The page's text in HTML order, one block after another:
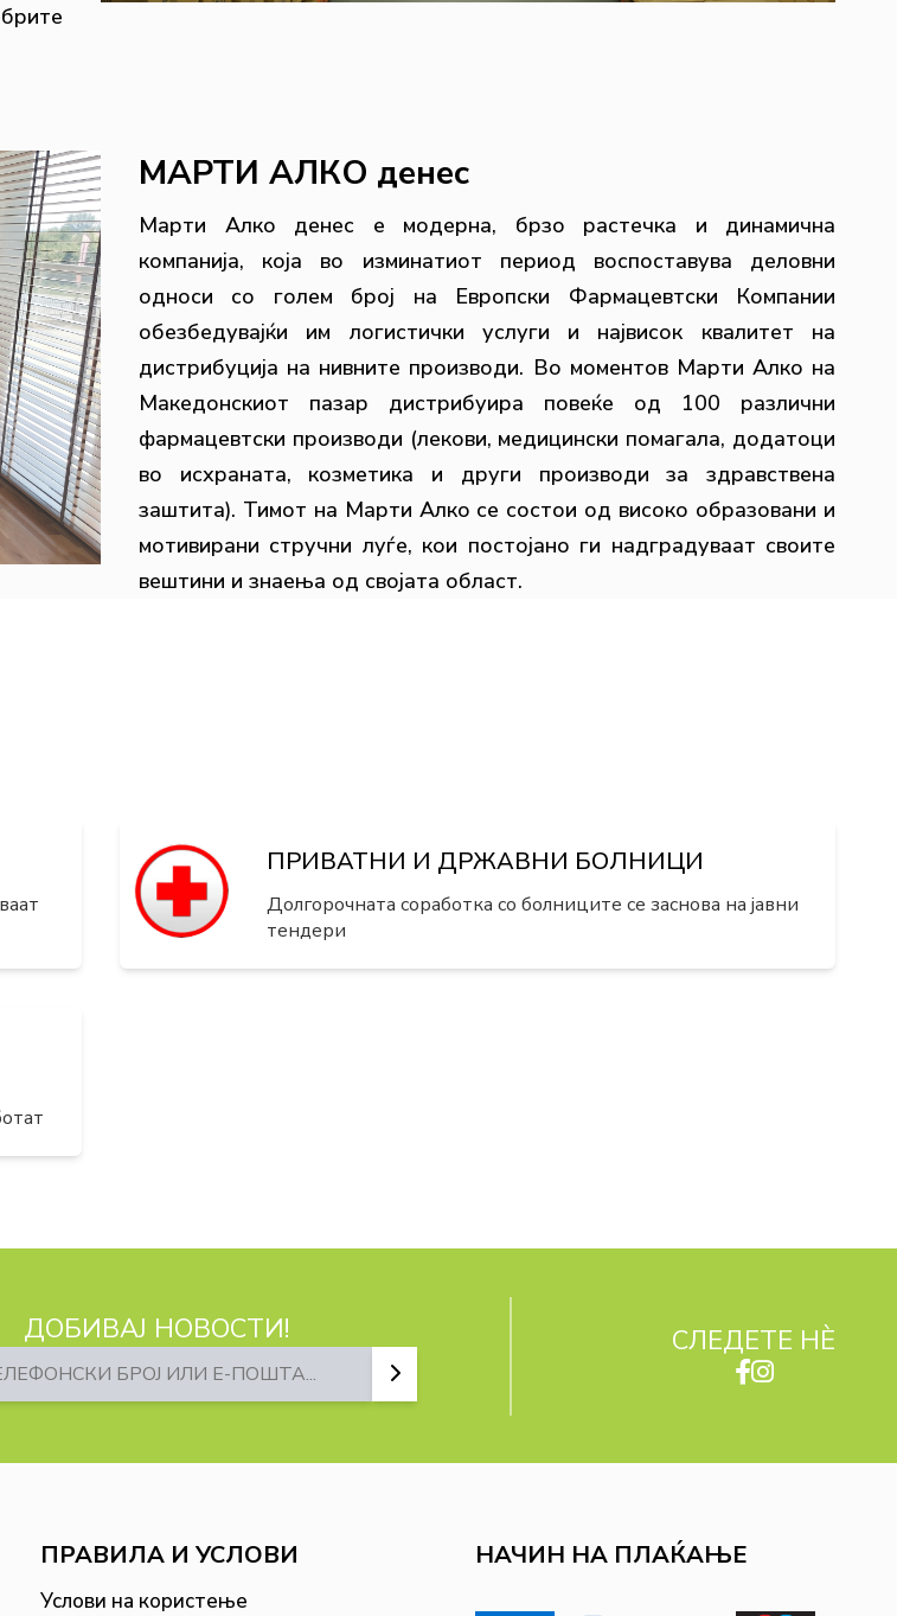
МАРТИ АЛКО денес
Марти Алко денес е модерна, брзо растечка и динамична
компанија, која во изминатиот период воспоставува деловни
односи со голем број на Европски Фармацевтски Компании
обезбедувајќи им логистички услуги и највисок квалитет на
дистрибуција на нивните производи. Во моментов Марти Алко на
Македонскиот пазар дистрибуира повеќе од 100 различни
фармацевтски производи (лекови, медицински помагала, додатоци
во исхраната, козметика и други производи за здравствена
заштита). Тимот на Марти Алко се состои од високо образовани и
мотивирани стручни луѓе, кои постојано ги надградуваат своите
вештини и знаења од својата област.
ПРИВАТНИ И ДРЖАВНИ БОЛНИЦИ
Долгорочната соработка со болниците се заснова на јавни
тендери
ДОБИВАЈ НОВОСТИ! СЛЕДЕТЕ НЀ
ПРАВИЛА И УСЛОВИ
Услови на користење
НАЧИН НА ПЛАЌАЊЕ